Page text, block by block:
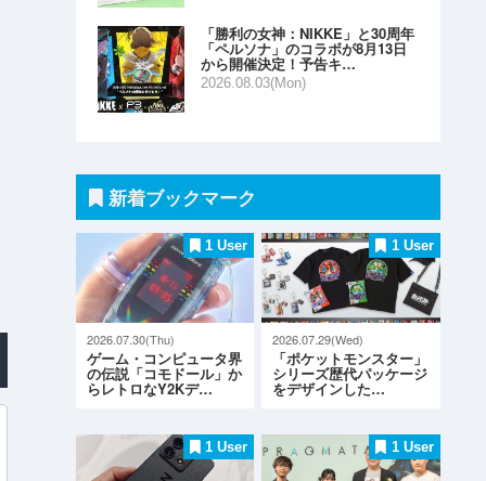
「勝利の女神：NIKKE」と30周年
「ペルソナ」のコラボが8月13日
から開催決定！予告キ…
2026.08.03(Mon)
新着ブックマーク
1 User
2026.07.30(Thu)
ゲーム・コンピュータ界
の伝説「コモドール」か
らレトロなY2Kデ…
1 User
2026.07.29(Wed)
「ポケットモンスター」
シリーズ歴代パッケージ
をデザインした…
1 User 1 User